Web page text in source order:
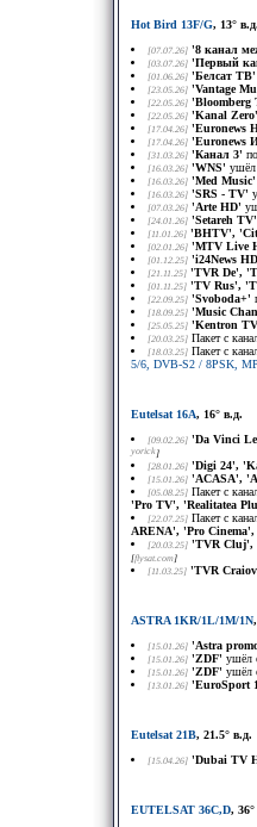
Hot Bird 13F/G, 13° в.д.
[07.07.26] '8 канал
[03.07.26] 'Первый
[01.06.26] 'Белсат ТВ'
[23.05.26] 'Vantage
[22.05.26] 'Bloomberg
[22.05.26] 'Kanal Zero'
[17.04.26] 'Euronews
[17.04.26] 'Euronews
[31.03.26] 'Канал 3'
[16.03.26] 'WNS' ушёл
[16.03.26] 'Med Music'
[16.03.26] 'SRS - TV'
[07.03.26] 'Arte HD'
[24.01.26] 'Setareh TV'
[11.01.26] 'BHTV',
[02.01.26] 'MTV Live
[01.12.25] 'i24News
[21.11.25] 'TVR De',
[01.11.25] 'TV Rus',
[22.09.25] 'Svoboda+'
[18.09.25] 'Music
[25.05.25] 'Kentron
[20.03.25] Пакет с
[18.03.25] Пакет с
5/6, DVB-S2 / 8PSK,
Eutelsat 16A, 16° в.д.
[09.02.26] 'Da Vinci
yorick]
[28.01.26] 'Digi 24',
[15.01.26] 'ACASA',
[05.08.25] Пакет с
'Pro TV', 'Realitatea
[22.07.25] Пакет с
ARENA', 'Pro
[20.03.25] 'TVR Cluj',
[flysat.com]
[11.03.25] 'TVR
ASTRA 1KR/1L/1M/1N
[15.01.26] 'Astra
[15.01.26] 'ZDF' ушёл
[15.01.26] 'ZDF' ушёл
[13.01.26] 'EuroSport
Eutelsat 21B, 21.5° в.д.
[15.04.26] 'Dubai TV
EUTELSAT 36C,D, 36°